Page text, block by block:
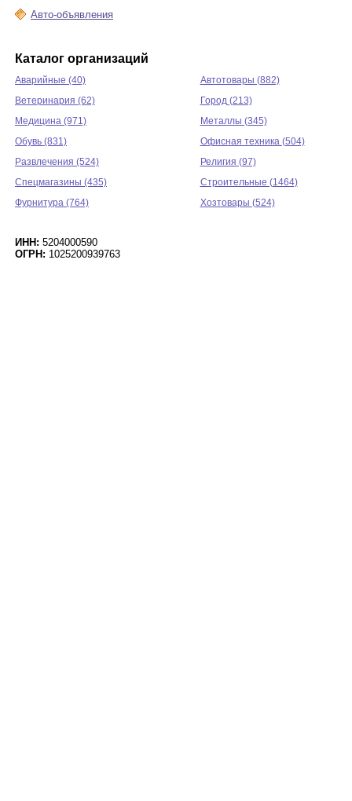
Авто-объявления
Каталог организаций
Аварийные (40)
Автотовары (882)
Ветеринария (62)
Город (213)
Медицина (971)
Металлы (345)
Обувь (831)
Офисная техника (504)
Развлечения (524)
Религия (97)
Спецмагазины (435)
Строительные (1464)
Фурнитура (764)
Хозтовары (524)
ИНН: 5204000590
ОГРН: 1025200939763